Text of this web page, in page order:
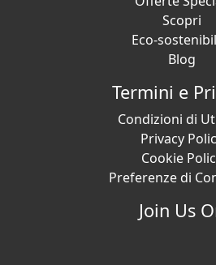
Scopri
Eco-
Blog
Termini e
Condizioni di
Privacy
Cookie
Preferenze di
Join Us